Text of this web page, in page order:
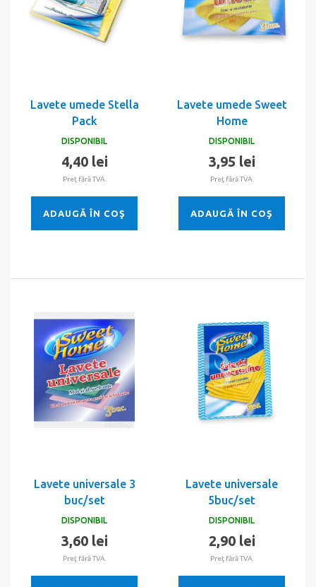
Lavete umede Stella
Pack
DISPONIBIL
4,40 lei
Preţ fără TVA.
ADAUGĂ ÎN COŞ
Lavete umede Sweet
Home
DISPONIBIL
3,95 lei
Preţ fără TVA.
ADAUGĂ ÎN COŞ
Lavete universale 3
buc/set
DISPONIBIL
3,60 lei
Preţ fără TVA.
Lavete universale
5buc/set
DISPONIBIL
2,90 lei
Preţ fără TVA.